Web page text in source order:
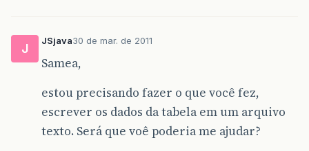
J
JSjava30 de mar. de 2011
Samea,
estou precisando fazer o que você fez,
escrever os dados da tabela em um arquivo
texto. Será que voê poderia me ajudar?